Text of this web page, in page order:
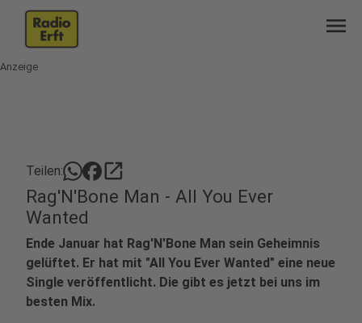
menu
Anzeige
Teilen: open_in_new
Rag'N'Bone Man - All You Ever
Wanted
Ende Januar hat Rag'N'Bone Man sein Geheimnis
gelüftet. Er hat mit "All You Ever Wanted" eine neue
Single veröffentlicht. Die gibt es jetzt bei uns im
besten Mix.